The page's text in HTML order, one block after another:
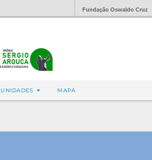
Fundação Oswaldo Cruz
MAPA